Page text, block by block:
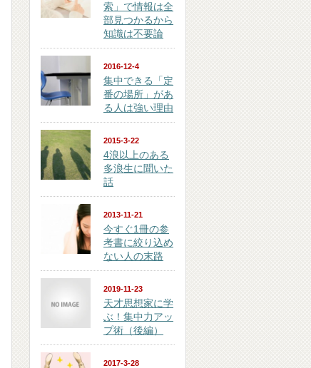
索」で情報は全
部見つかるから
知識は不要論
2016-12-4
集中できる「定
番の場所」があ
る人は強い理由
2015-3-22
4浪以上のある
多浪生に聞いた
話
2013-11-21
今すぐ1冊の参
考書に絞り込め
ない人の末路
2019-11-23
天才思想家に学
ぶ！集中力アッ
プ術（後編）
2017-3-28